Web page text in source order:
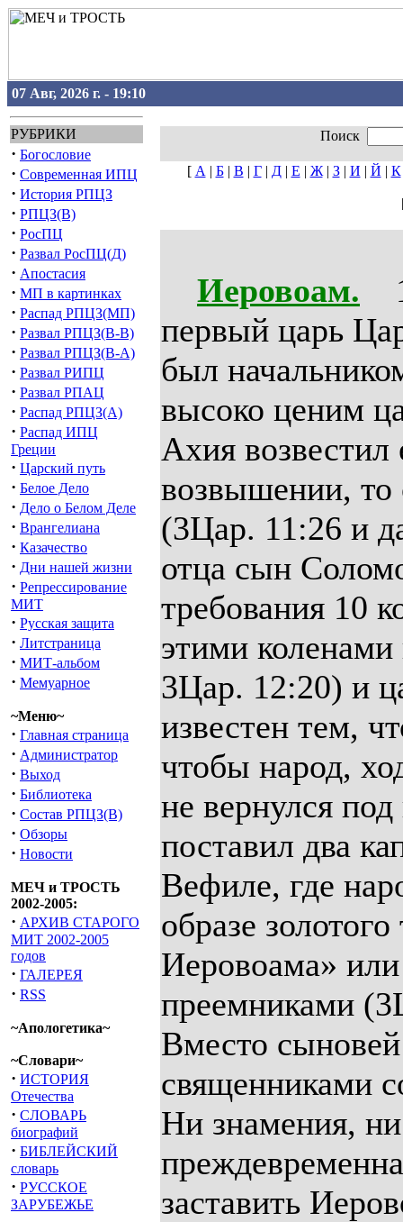
07 Авг, 2026 г. - 19:10
РУБРИКИ
· Богословие
· Современная ИПЦ
· История РПЦЗ
· РПЦЗ(В)
· РосПЦ
· Развал РосПЦ(Д)
· Апостасия
· МП в картинках
· Распад РПЦЗ(МП)
· Развал РПЦЗ(В-В)
· Развал РПЦЗ(В-А)
· Развал РИПЦ
· Развал РПАЦ
· Распад РПЦЗ(А)
· Распад ИПЦ
Греции
· Царский путь
· Белое Дело
· Дело о Белом Деле
· Врангелиана
· Казачество
· Дни нашей жизни
· Репрессирование
МИТ
· Русская защита
· Литстраница
· МИТ-альбом
· Мемуарное
~Меню~
· Главная страница
· Администратор
· Выход
· Библиотека
· Состав РПЦЗ(В)
· Обзоры
· Новости
МЕЧ и ТРОСТЬ
2002-2005:
· АРХИВ СТАРОГО
МИТ 2002-2005
годов
· ГАЛЕРЕЯ
· RSS
~Апологетика~
~Словари~
· ИСТОРИЯ
Отечества
· СЛОВАРЬ
биографий
· БИБЛЕЙСКИЙ
словарь
· РУССКОЕ
ЗАРУБЕЖЬЕ
Поиск
[ А | Б| В | Г| Д| Е | Ж| З| И | Й | К
Иеровоам.
первый царь
был
высоко ценим
Ахия
возвышении, то
(3Цар. 11:26 и
отца сын
требования 10
этими
3Цар. 12:20) и
известен тем,
чтобы народ,
не вернулся
поставил два
Вефиле, где
образе
Иеровоама» или
преемниками
Вместо
священниками
Ни знамения,
заставить